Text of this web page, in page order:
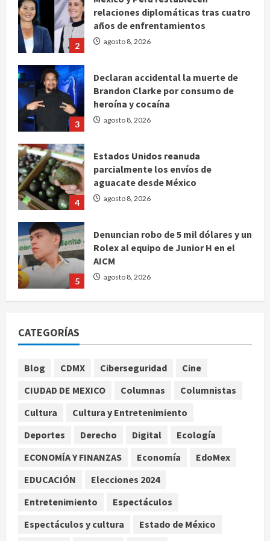
2
relaciones diplomáticas tras cuatro
años de enfrentamientos
agosto 8, 2026
3
Declaran accidental la muerte de
Brandon Clarke por consumo de
heroína y cocaína
agosto 8, 2026
4
Estados Unidos reanuda
parcialmente los envíos de
aguacate desde México
agosto 8, 2026
5
Denuncian robo de 5 mil dólares y un
Rolex al equipo de Junior H en el
AICM
agosto 8, 2026
México y Perú restablecen
años de enfrentamientos
agosto 8, 2026
Brandon Clarke por consumo de
agosto 8, 2026
CATEGORÍAS
Blog CDMX Ciberseguridad
Cine
CIUDAD DE MEXICO
Columnas
Columnistas
Cultura
Cultura y Entretenimiento
Deportes
Derecho Digital
Ecología
ECONOMÍA Y FINANZAS
Economía
EdoMex
EDUCACIÓN
Elecciones 2024
Entretenimiento
Espectáculos
Espectáculos y cultura
Estado de México